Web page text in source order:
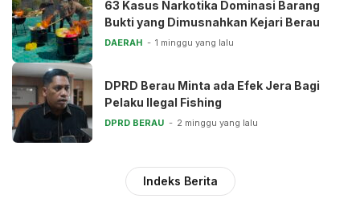
63 Kasus Narkotika Dominasi Barang
Bukti yang Dimusnahkan Kejari Berau
DAERAH 1 minggu yang lalu
DPRD Berau Minta ada Efek Jera Bagi
Pelaku Ilegal Fishing
DPRD BERAU 2 minggu yang lalu
Indeks Berita